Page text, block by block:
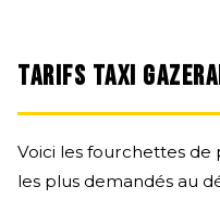
TARIFS TAXI
Voici les fourchettes de
les plus demandés au